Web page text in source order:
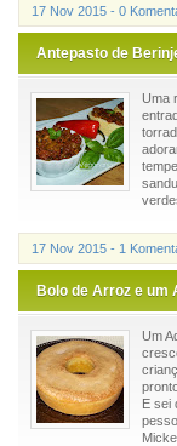
17 Nov 2015 - 0
Antepasto de
Uma
17 Nov 2015 - 1
Bolo de Arroz e um
Um
E sei